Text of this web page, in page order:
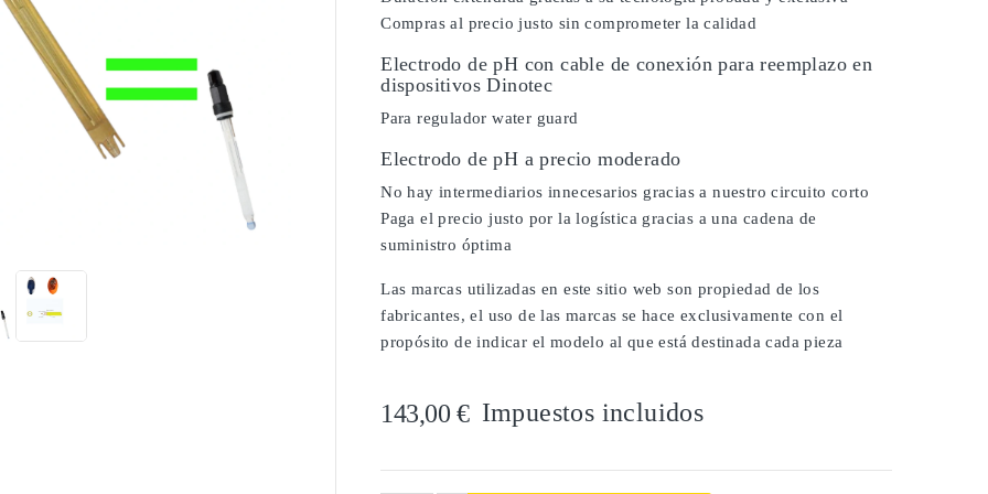

Compras al precio justo sin comprometer la calidad
Electrodo de pH con cable de conexión para reemplazo en
dispositivos Dinotec
Para regulador water guard
Electrodo de pH a precio moderado
No hay intermediarios innecesarios gracias a nuestro circuito corto
Paga el precio justo por la logística gracias a una cadena de
suministro óptima
Las marcas utilizadas en este sitio web son propiedad de los
fabricantes, el uso de las marcas se hace exclusivamente con el
propósito de indicar el modelo al que está destinada cada pieza
143,00 € Impuestos incluidos